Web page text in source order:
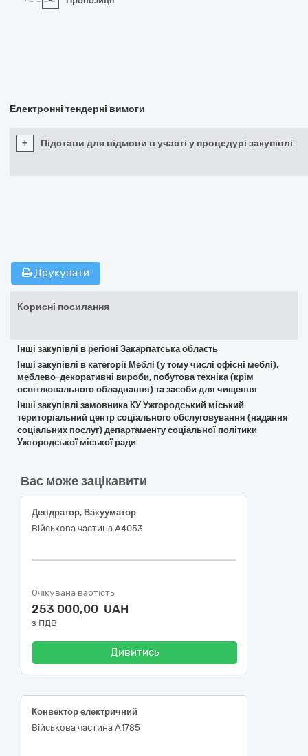
Електронні тендерні вимоги
+ Підстави для відмови в участі у процедурі закупівлі
Друкувати
Корисні посилання
Інші закупівлі в регіоні Закарпатська область
Інші закупівлі в категорії Меблі (у тому числі офісні меблі),
меблево-декоративні вироби, побутова техніка (крім
освітлювального обладнання) та засоби для чищення
Інші закупівлі замовника КУ Ужгородський міський
територіальний центр соціального обслуговування (надання
соціальних послуг) департаменту соціальної політики
Ужгородської міської ради
Вас може зацікавити
Дегідратор, Вакууматор
Військова частина А4053
Очікувана вартість
253 000,00 UAH
з ПДВ
Дивитись
Конвектор електричний
Військова частина А1785